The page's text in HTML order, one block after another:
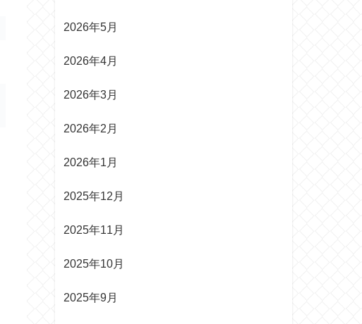
2026年5月
2026年4月
2026年3月
2026年2月
2026年1月
2025年12月
2025年11月
2025年10月
2025年9月